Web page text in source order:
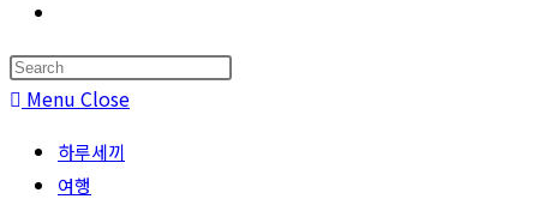
search
Press
Menu Close
하루세끼
여행